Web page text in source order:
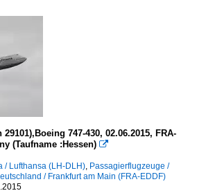
747-430, 02.06.2015, FRA-
(Taufname :Hessen) 
/ Lufthansa (LH-DLH), Passagierflugzeuge /
/ Frankfurt am Main (FRA-EDDF)